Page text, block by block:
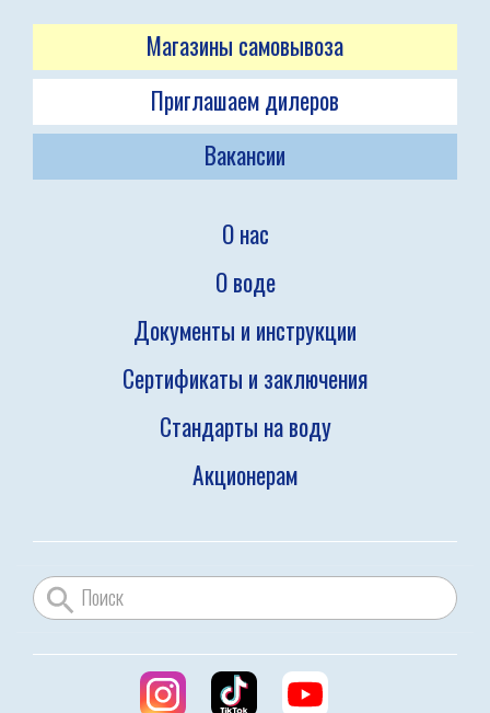
Магазины самовывоза
Приглашаем дилеров
Вакансии
О нас
О воде
Документы и инструкции
Сертификаты и заключения
Стандарты на воду
Акционерам